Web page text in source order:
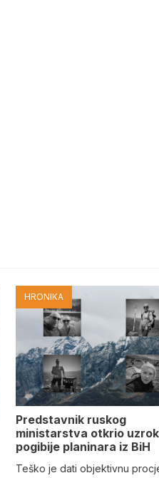
HRONIKA
Predstavnik ruskog
ministarstva otkrio
pogibije planinara iz BiH
Teško je dati objektivnu